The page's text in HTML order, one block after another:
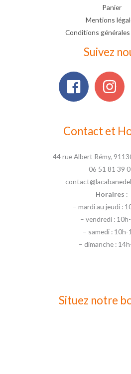
Panier
Mentions
Conditions
Suivez
Contact et
44 rue Albert Rémy,
06 51 81 39
Horaires :
– mardi au jeudi :
– vendredi :
– samedi : 10h-
– dimanche :
Situez notre